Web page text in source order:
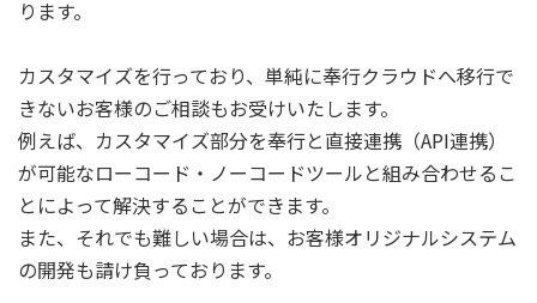
ります。
カスタマイズを行っており、単純に奉行クラウドへ移行で
きないお客様のご相談もお受けいたします。
例えば、カスタマイズ部分を奉行と直接連携（API連携）
が可能なローコード・ノーコードツールと組み合わせるこ
とによって解決することができます。
また、それでも難しい場合は、お客様オリジナルシステム
の開発も請け負っております。